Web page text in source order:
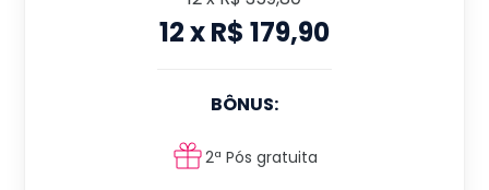
12xR$ 179,90
BÔNUS:
2ª Pós gratuita